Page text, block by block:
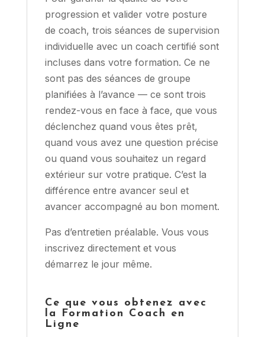
progression et valider votre posture
de coach, trois séances de supervision
individuelle avec un coach certifié sont
incluses dans votre formation. Ce ne
sont pas des séances de groupe
planifiées à l’avance — ce sont trois
rendez-vous en face à face, que vous
déclenchez quand vous êtes prêt,
quand vous avez une question précise
ou quand vous souhaitez un regard
extérieur sur votre pratique. C’est la
différence entre avancer seul et
avancer accompagné au bon moment.
Pas d’entretien préalable. Vous vous
inscrivez directement et vous
démarrez le jour même.
Ce que vous obtenez avec
la Formation Coach en
Ligne